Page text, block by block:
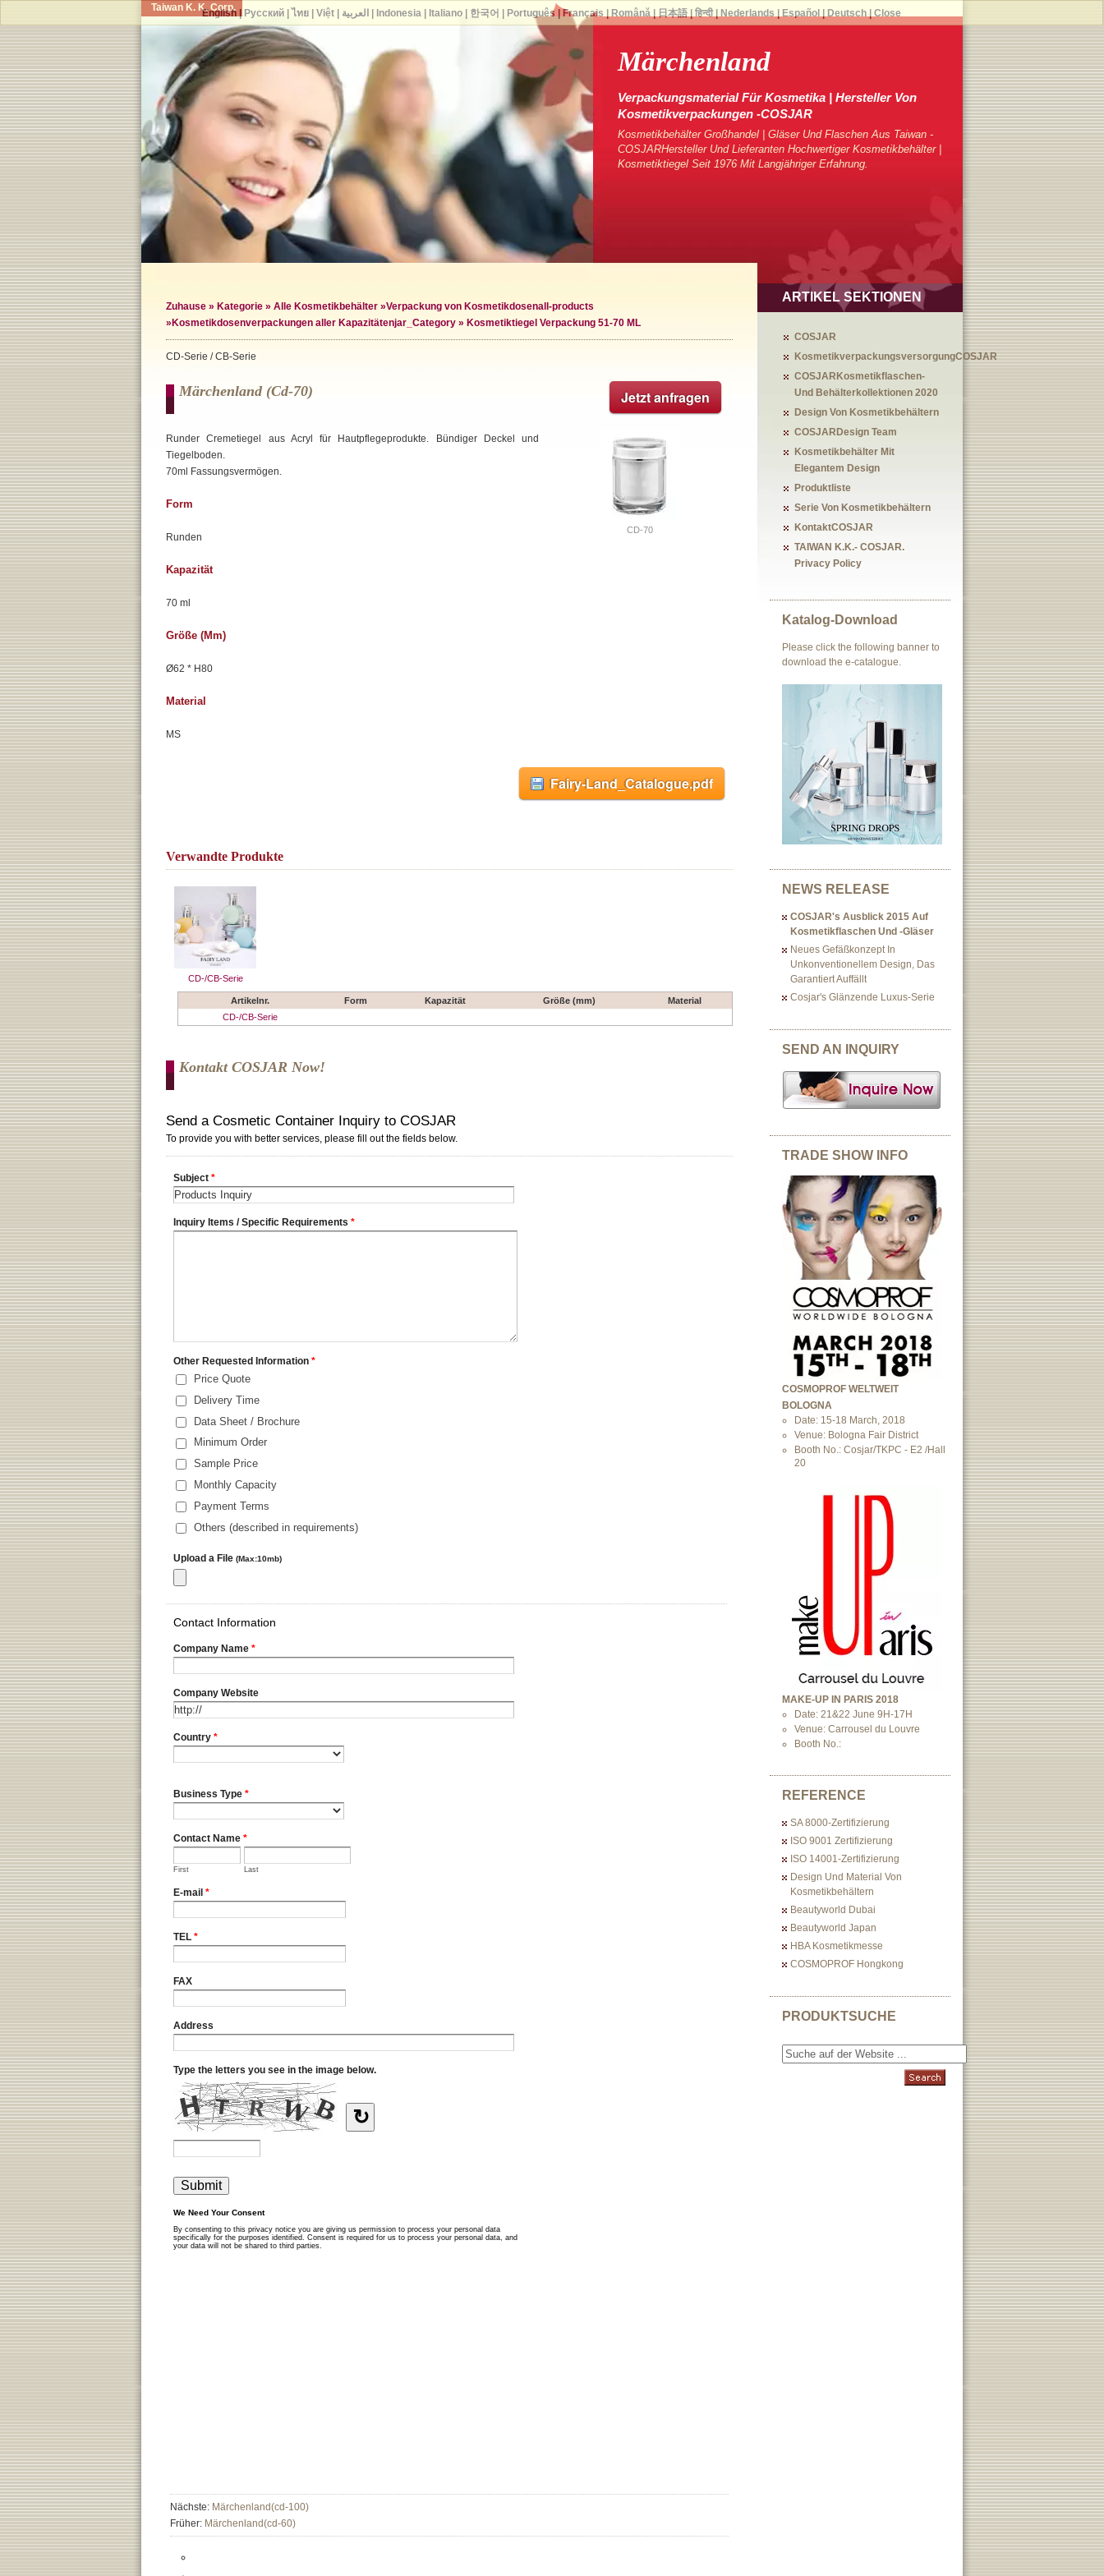
Taiwan K. K. Corp.
Märchenland
Verpackungsmaterial Für Kosmetika | Hersteller Von
Kosmetikverpackungen -COSJAR
Kosmetikbehälter Großhandel | Gläser Und Flaschen Aus Taiwan -
COSJARHersteller Und Lieferanten Hochwertiger Kosmetikbehälter |
Kosmetiktiegel Seit 1976 Mit Langjähriger Erfahrung.
Zuhause » Kategorie » Alle Kosmetikbehälter »Verpackung von Kosmetikdosenall-products
» Kosmetikdosenverpackungen aller Kapazitätenjar_Category » Kosmetiktiegel Verpackung 51-70 ML
CD-Serie / CB-Serie
Jetzt anfragen
Märchenland (cd-70)
CD-70
Runder Cremetiegel aus Acryl für Hautpflegeprodukte. Bündiger Deckel und
Tiegelboden.
70ml Fassungsvermögen.
Form
Runden
Kapazität
70 ml
Größe (mm)
Ø62 * H80
Material
MS
Fairy-Land_Catalogue.pdf
Verwandte Produkte
CD-/CB-Serie
Artikelnr. Form Kapazität Größe (mm)
Material
CD-/CB-Serie
Kontakt COSJAR Now!
Nächste: Märchenland(cd-100)
Früher: Märchenland(cd-60)
ARTIKEL SEKTIONEN
COSJAR
KosmetikverpackungsversorgungCOSJAR
COSJARKosmetikflaschen-
Und Behälterkollektionen 2020
Design Von Kosmetikbehältern
COSJARDesign Team
Kosmetikbehälter Mit
Elegantem Design
Produktliste
Serie Von Kosmetikbehältern
KontaktCOSJAR
TAIWAN K.K.- COSJAR.
Privacy Policy
Katalog-Download
Please click the following banner to
download the e-catalogue.
NEWS RELEASE
COSJAR's Ausblick 2015 Auf
Kosmetikflaschen Und -gläser
Neues Gefäßkonzept In
Unkonventionellem Design, Das
Garantiert Auffällt
Cosjar's Glänzende Luxus-Serie
SEND AN INQUIRY
TRADE SHOW INFO
COSMOPROF WELTWEIT
BOLOGNA
Date: 15-18 March, 2018
Venue: Bologna Fair District
Booth No.: Cosjar/TKPC - E2 /Hall
20
MAKE-UP IN PARIS 2018
Date: 21&22 June 9H-17H
Venue: Carrousel du Louvre
Booth No.:
REFERENCE
SA 8000-Zertifizierung
ISO 9001 Zertifizierung
ISO 14001-Zertifizierung
Design Und Material Von
Kosmetikbehältern
Beautyworld Dubai
Beautyworld Japan
HBA Kosmetikmesse
COSMOPROF Hongkong
PRODUKTSUCHE
English| Русский| ไทย| Việt| العربية Indonesia| Italiano| 한국어 Português Français Română| 日本語| हिन्दी| Nederlands Español Deutsch| Close